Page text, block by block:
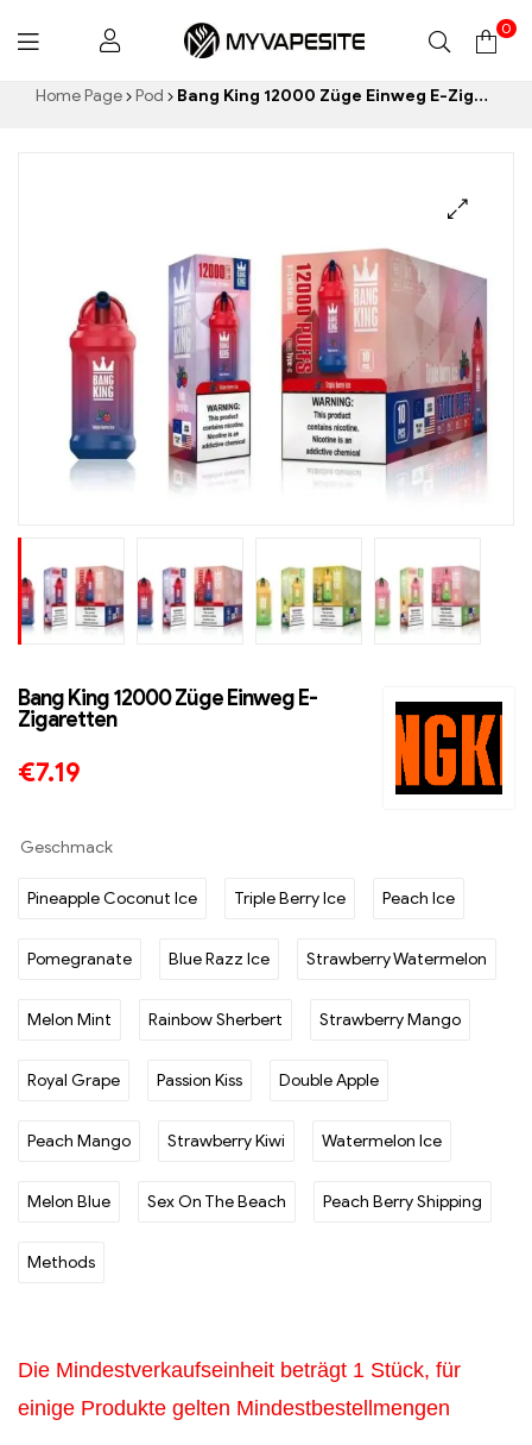
Myvapesite.de
0
Home Page Pod Bang King 12000 Züge Einweg E-Zigaretten
Bang King 12000 Züge Einweg E-
Zigaretten
€7.19
Geschmack
Pineapple Coconut Ice Triple Berry Ice Peach Ice
Pomegranate Blue Razz Ice Strawberry Watermelon
Melon Mint Rainbow Sherbert Strawberry Mango
Royal Grape Passion Kiss Double Apple
Peach Mango Strawberry Kiwi Watermelon Ice
Melon Blue Sex On The Beach Peach Berry Shipping
Methods
Die Mindestverkaufseinheit beträgt 1 Stück, für
einige Produkte gelten Mindestbestellmengen